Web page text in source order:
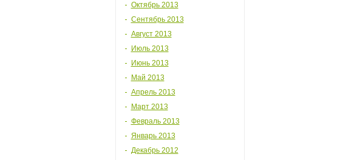
Октябрь 2013
Сентябрь 2013
Август 2013
Июль 2013
Июнь 2013
Май 2013
Апрель 2013
Март 2013
Февраль 2013
Январь 2013
Декабрь 2012